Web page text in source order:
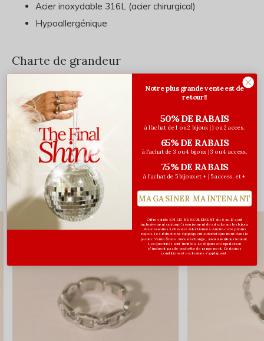
Acier inoxydable 316L (acier chirurgical)
Hypoallergénique
Charte de grandeur
Évaluations
0/ 5
Vous pourriez aussi aimer...
NOUVEAU
Notre plus grande vente est de
retour!!
50% DE RABAIS
à l'achat de 1 ou 2 bijoux | 1 ou 2 acces.
65% DE RABAIS
à l'achat de 3 ou 4 bijoux | 3 ou 4 access.
75% DE RABAIS
à l'achat de 5 bijoux et + | 5 access. et +
MAGASINER MAINTENANT
Offre valide EN LIGNE SEULEMENT du 6 au 12 août
inclusivement ou jusqu'à épuisement des stocks sur les bijoux
& accessoires à cheveux sélectionnés. Aucun code promo
requis. Les réductions s’appliquent automatiquement dans le
panier. Vente finale. Aucun échange, aucun remboursement.
Les quantités sont limitées. Les bijoux en liquidation
n'incluent pas de pochette de rangement. Certaines
conditions et exclusions s'appliquent.